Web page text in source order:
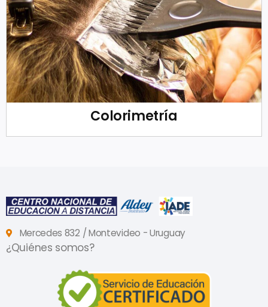
Colorimetría
Mercedes 832 / Montevideo - Uruguay
¿Quiénes somos?